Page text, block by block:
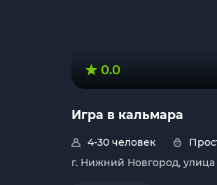
0.0
Игра в кальмара
4-30 человек
г. Нижний Новгород,